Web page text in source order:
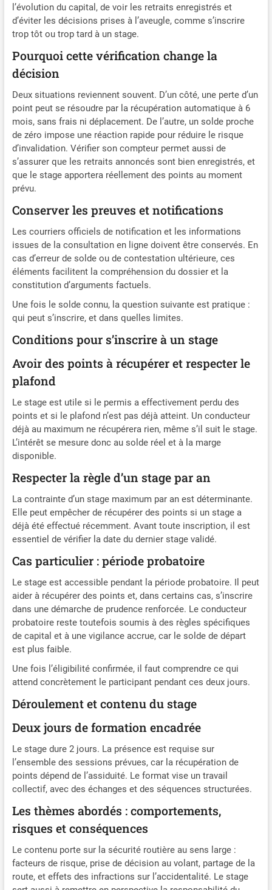
l’évolution du capital, de voir les retraits enregistrés et
d’éviter les décisions prises à l’aveugle, comme s’inscrire
trop tôt ou trop tard à un stage.
Pourquoi cette vérification change la
décision
Deux situations reviennent souvent. D’un côté, une perte d’un
point peut se résoudre par la récupération automatique à 6
mois, sans frais ni déplacement. De l’autre, un solde proche
de zéro impose une réaction rapide pour réduire le risque
d’invalidation. Vérifier son compteur permet aussi de
s’assurer que les retraits annoncés sont bien enregistrés, et
que le stage apportera réellement des points au moment
prévu.
Conserver les preuves et notifications
Les courriers officiels de notification et les informations
issues de la consultation en ligne doivent être conservés. En
cas d’erreur de solde ou de contestation ultérieure, ces
éléments facilitent la compréhension du dossier et la
constitution d’arguments factuels.
Une fois le solde connu, la question suivante est pratique :
qui peut s’inscrire, et dans quelles limites.
Conditions pour s’inscrire à un stage
Avoir des points à récupérer et respecter le
plafond
Le stage est utile si le permis a effectivement perdu des
points et si le plafond n’est pas déjà atteint. Un conducteur
déjà au maximum ne récupérera rien, même s’il suit le stage.
L’intérêt se mesure donc au solde réel et à la marge
disponible.
Respecter la règle d’un stage par an
La contrainte d’un stage maximum par an est déterminante.
Elle peut empêcher de récupérer des points si un stage a
déjà été effectué récemment. Avant toute inscription, il est
essentiel de vérifier la date du dernier stage validé.
Cas particulier : période probatoire
Le stage est accessible pendant la période probatoire. Il peut
aider à récupérer des points et, dans certains cas, s’inscrire
dans une démarche de prudence renforcée. Le conducteur
probatoire reste toutefois soumis à des règles spécifiques
de capital et à une vigilance accrue, car le solde de départ
est plus faible.
Une fois l’éligibilité confirmée, il faut comprendre ce qui
attend concrètement le participant pendant ces deux jours.
Déroulement et contenu du stage
Deux jours de formation encadrée
Le stage dure 2 jours. La présence est requise sur
l’ensemble des sessions prévues, car la récupération de
points dépend de l’assiduité. Le format vise un travail
collectif, avec des échanges et des séquences structurées.
Les thèmes abordés : comportements,
risques et conséquences
Le contenu porte sur la sécurité routière au sens large :
facteurs de risque, prise de décision au volant, partage de la
route, et effets des infractions sur l’accidentalité. Le stage